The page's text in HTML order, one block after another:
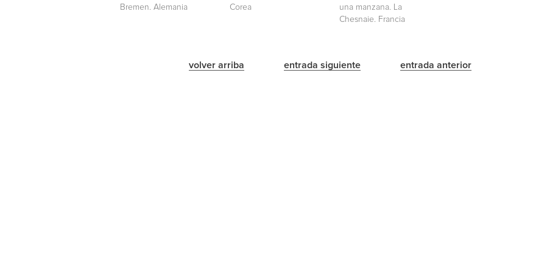
Bremen. Alemania
Corea
una manzana. La
Chesnaie. Francia
volver arriba entrada siguiente entrada anterior